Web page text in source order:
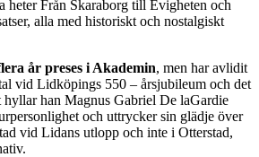
heter Från Skaraborg till Evigheten och
alla med historiskt och nostalgiskt
år preses i Akademin, men har avlidit
vid Lidköpings 550 – årsjubileum och det
hyllar han Magnus Gabriel De laGardie
och uttrycker sin glädje över
vid Lidans utlopp och inte i Otterstad,